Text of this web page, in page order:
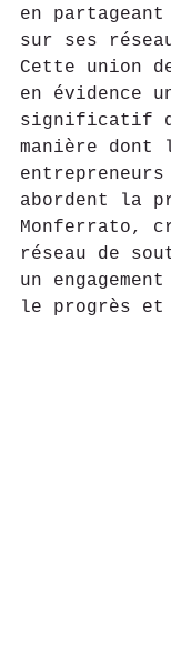
en
sur ses
Cette union
en évidence
significatif
manière dont
abordent la
Monferrato,
réseau de
un
le progrès